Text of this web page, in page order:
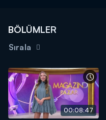
BÖLÜMLER
Sırala
00:08:47